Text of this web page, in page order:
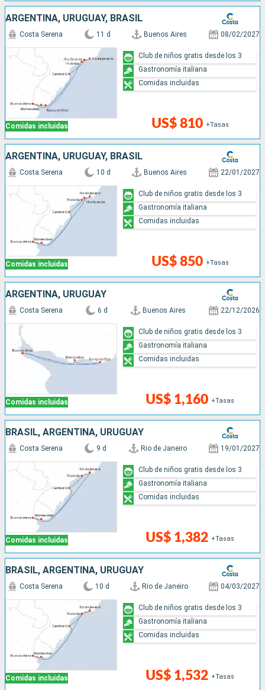
ARGENTINA, URUGUAY, BRASIL
Comidas incluidas
Costa Serena 11 d Buenos Aires 08/02/2027
US$ 810 +Tasas
Club de niños gratis desde los 3
Gastronomía italiana
Comidas incluidas
ARGENTINA, URUGUAY, BRASIL
Comidas incluidas
Costa Serena 10 d Buenos Aires 22/01/2027
US$ 850 +Tasas
Club de niños gratis desde los 3
Gastronomía italiana
Comidas incluidas
ARGENTINA, URUGUAY
Comidas incluidas
Costa Serena 6 d Buenos Aires 22/12/2026
US$ 1,160 +Tasas
Club de niños gratis desde los 3
Gastronomía italiana
Comidas incluidas
BRASIL, ARGENTINA, URUGUAY
Comidas incluidas
Costa Serena 9 d Rio de Janeiro 19/01/2027
US$ 1,382 +Tasas
Club de niños gratis desde los 3
Gastronomía italiana
Comidas incluidas
BRASIL, ARGENTINA, URUGUAY
Comidas incluidas
Costa Serena 10 d Rio de Janeiro 04/03/2027
US$ 1,532 +Tasas
Club de niños gratis desde los 3
Gastronomía italiana
Comidas incluidas